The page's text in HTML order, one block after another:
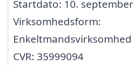
Startdato: 10.
Virksomhedsform:
Enkeltmandsvirksomhed
CVR: 35999094